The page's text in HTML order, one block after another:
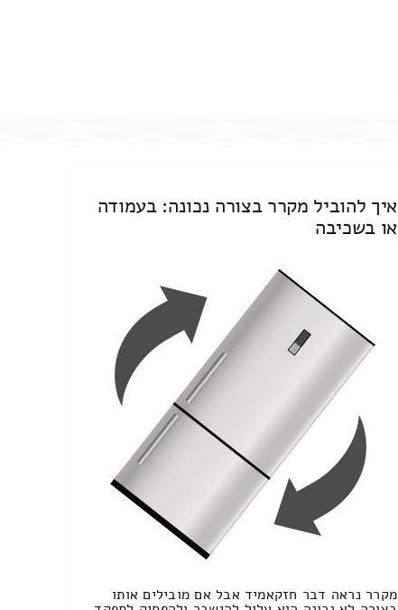
איך להוביל מקרר בצורה נכונה: בעמודה
או בשכיבה
מקרר נראה דבר חזקאמיד אבל אם מובילים אותו